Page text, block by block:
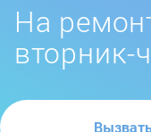
На
вторник-